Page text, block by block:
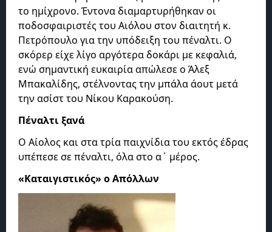
το ημίχρονο. Έντονα διαμαρτυρήθηκαν οι
ποδοσφαιριστές του Αιόλου στον διαιτητή κ.
Πετρόπουλο για την υπόδειξη του πέναλτι. Ο
σκόρερ είχε λίγο αργότερα δοκάρι με κεφαλιά,
ενώ σημαντική ευκαιρία απώλεσε ο Άλεξ
Μπακαλίδης, στέλνοντας την μπάλα άουτ μετά
την ασίστ του Νίκου Καρακούση.
Πέναλτι ξανά
Ο Αίολος και στα τρία παιχνίδια του εκτός έδρας
υπέπεσε σε πέναλτι, όλα στο α΄ μέρος.
«Καταιγιστικός» ο Απόλλων